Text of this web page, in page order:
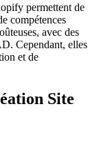
permettent de
compétences
avec des
Cependant, elles
et de
Site